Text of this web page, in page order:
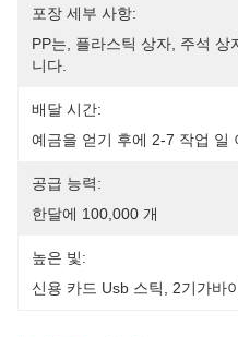
포장 세부 사항:
PP는, 플라스틱 상자, 주석
니다.
배달 시간:
예금을 얻기 후에 2-7 작업 일
공급 능력:
한달에 100,000 개
높은 빛:
신용 카드 Usb 스틱
2기가바